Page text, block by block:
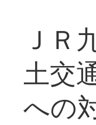
ＪＲ
土交
への